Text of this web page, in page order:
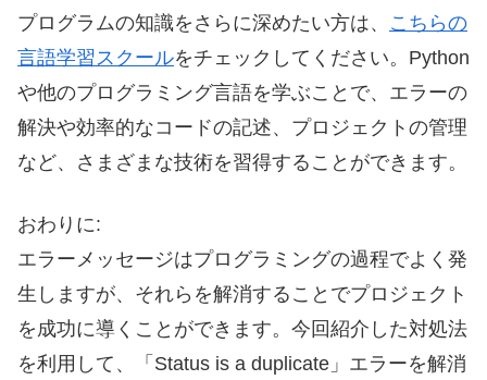
プログラムの知識をさらに深めたい方は、 こちらの
言語学習スクールをチェックしてください。Python
や他のプログラミング言語を学ぶことで、エラーの
解決や効率的なコードの記述、プロジェクトの管理
など、さまざまな技術を習得することができます。
おわりに:
エラーメッセージはプログラミングの過程でよく発
生しますが、それらを解消することでプロジェクト
を成功に導くことができます。今回紹介した対処法
を利用して、「Status is a duplicate」エラーを解消